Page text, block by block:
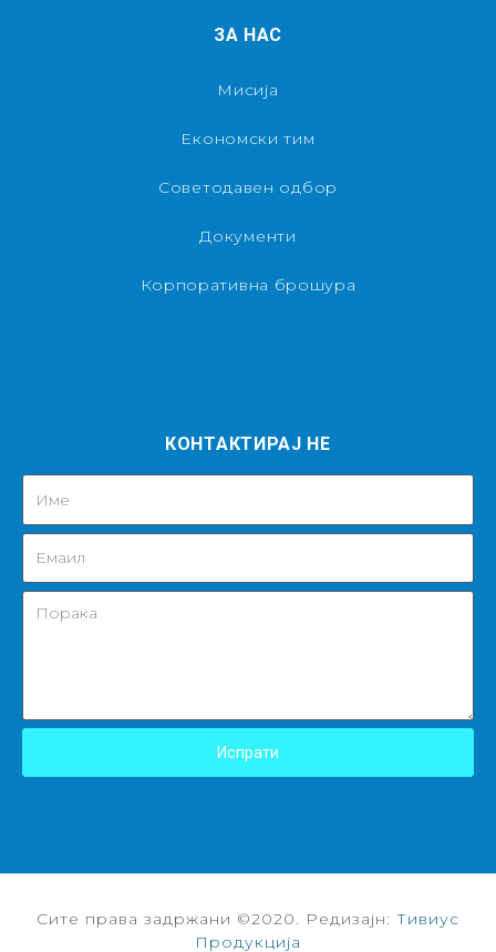
ЗА НАС
Мисија
Економски тим
Советодавен одбор
Документи
Корпоративна брошура
КОНТАКТИРАЈ НЕ
Испрати
Сите права задржани ©2020. Редизајн: Тивиус
Продукција